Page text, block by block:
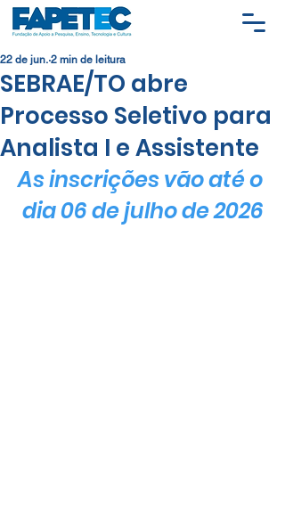
SEBRAE/TO abre
Processo Seletivo para
Analista I e Assistente
22 de jun. 2 min de leitura
As inscrições vão até o
dia 06 de julho de 2026